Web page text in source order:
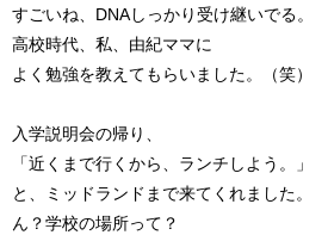
すごいね、DNAしっかり受け継いでる。
高校時代、私、由紀ママに
よく勉強を教えてもらいました。（笑）
入学説明会の帰り、
「近くまで行くから、ランチしよう。」
と、ミッドランドまで来てくれました。
ん？学校の場所って？